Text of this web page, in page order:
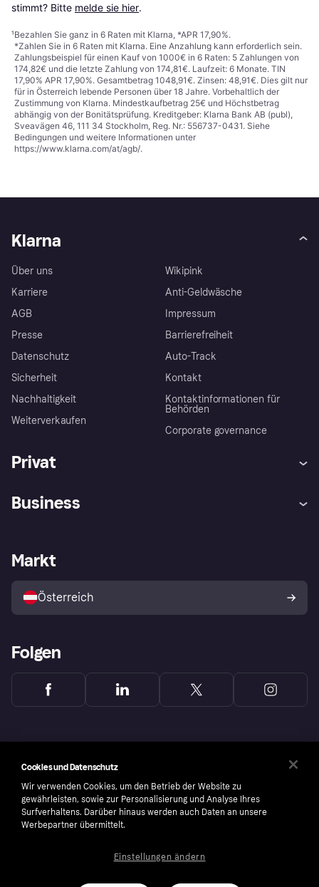
stimmt? Bitte melde sie hier.
¹Bezahlen Sie ganz in 6 Raten mit Klarna, *APR 17,90%.
*Zahlen Sie in 6 Raten mit Klarna. Eine Anzahlung kann erforderlich sein.
Zahlungsbeispiel für einen Kauf von 1000€ in 6 Raten: 5 Zahlungen von
174,82€ und die letzte Zahlung von 174,81€. Laufzeit: 6 Monate. TIN
17,90% APR 17,90%. Gesamtbetrag 1048,91€. Zinsen: 48,91€. Dies gilt nur
für in Österreich lebende Personen über 18 Jahre. Vorbehaltlich der
Zustimmung von Klarna. Mindestkaufbetrag 25€ und Höchstbetrag
abhängig von der Bonitätsprüfung. Kreditgeber: Klarna Bank AB (publ),
Sveavägen 46, 111 34 Stockholm, Reg. Nr.: 556737-0431. Siehe
Bedingungen und weitere Informationen unter
https://www.klarna.com/at/agb/.
Klarna
Über uns
Karriere
AGB
Presse
Datenschutz
Sicherheit
Nachhaltigkeit
Weiterverkaufen
Wikipink
Anti-Geldwäsche
Impressum
Barrierefreiheit
Auto-Track
Kontakt
Kontaktinformationen für
Behörden
Corporate governance
Privat
Shops entdecken
Business
Händlerportal
Markt
Österreich
Folgen
Cookies und Datenschutz
Wir verwenden Cookies, um den Betrieb der Website zu
gewährleisten, sowie zur Personalisierung und Analyse Ihres
Surfverhaltens. Darüber hinaus werden auch Daten an unsere
Werbepartner übermittelt.
Einstellungen ändern